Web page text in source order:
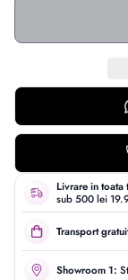
Livrare in toata
sub 500 lei
Transport
Showroom 1: